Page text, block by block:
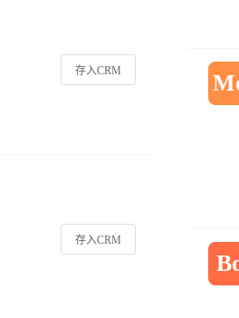
存入CRM
存入CRM